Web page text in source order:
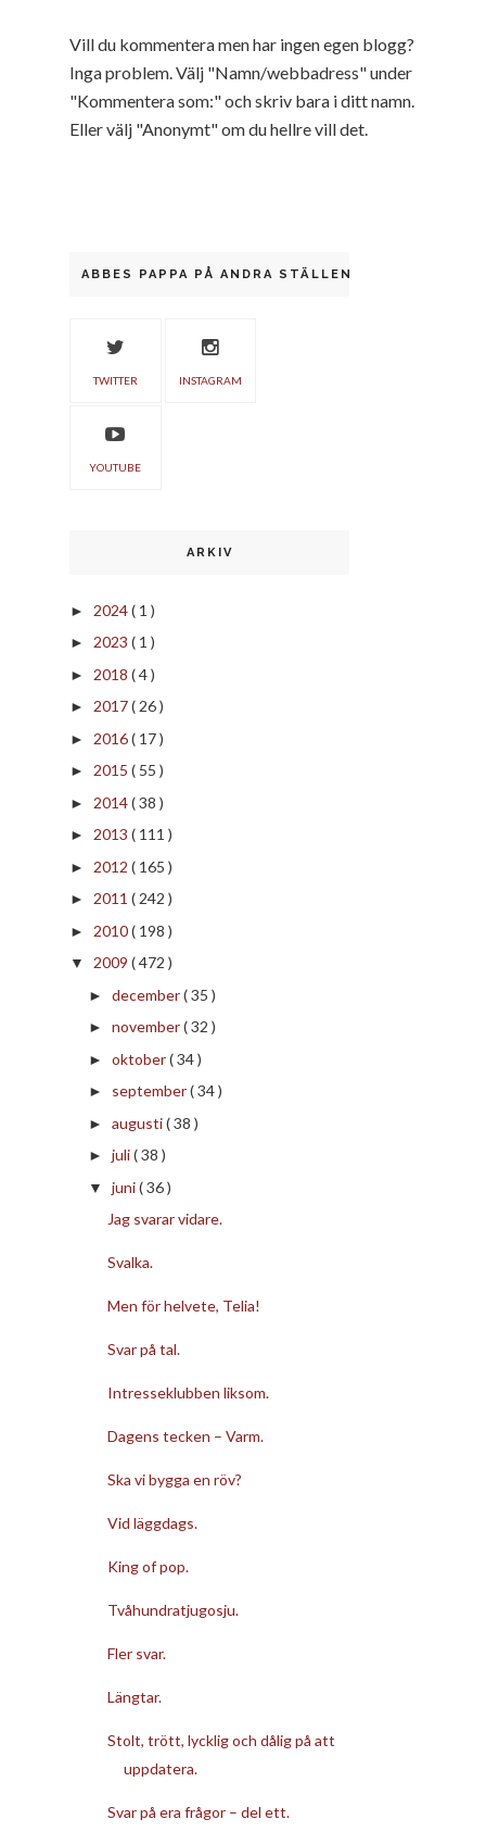
Vill du kommentera men har ingen egen blogg?
Inga problem. Välj "Namn/webbadress" under
"Kommentera som:" och skriv bara i ditt namn.
Eller välj "Anonymt" om du hellre vill det.
ABBES PAPPA PÅ ANDRA STÄLLEN
TWITTER INSTAGRAM
YOUTUBE
ARKIV
► 2024( 1 )
► 2023 ( 1 )
► 2018 ( 4 )
► 2017( 26 )
► 2016( 17 )
► 2015 ( 55 )
► 2014( 38 )
► 2013 ( 111 )
► 2012 ( 165 )
► 2011 ( 242 )
► 2010( 198 )
▼ 2009 ( 472 )
► december( 35 )
► november( 32 )
► oktober( 34 )
► september( 34 )
► augusti( 38 )
► juli( 38 )
▼ juni( 36 )
Jag svarar vidare.
Svalka.
Men för helvete, Telia!
Svar på tal.
Intresseklubben liksom.
Dagens tecken – Varm.
Ska vi bygga en röv?
Vid läggdags.
King of pop.
Tvåhundratjugosju.
Fler svar.
Längtar.
Stolt, trött, lycklig och dålig på att
uppdatera.
Svar på era frågor – del ett.